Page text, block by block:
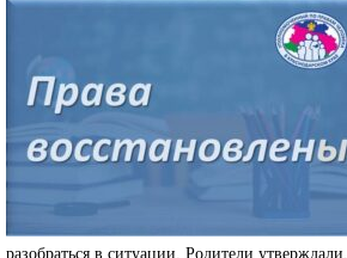
разобраться в ситуации. Родители